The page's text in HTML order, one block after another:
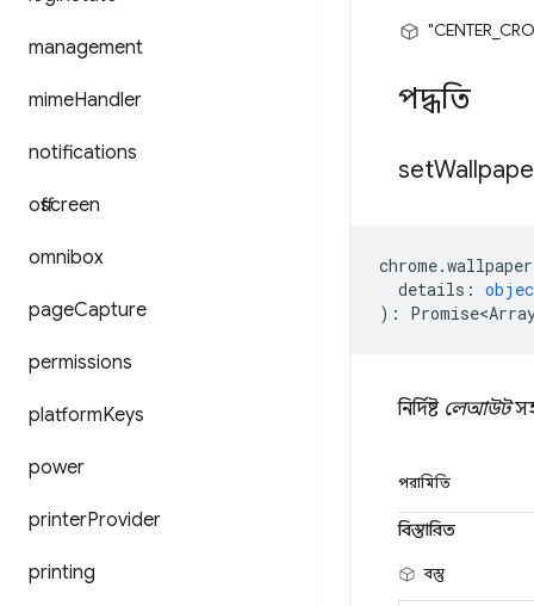
management
mimeHandler
notifications
offscreen
omnibox
pageCapture
permissions
platformKeys
power
printerProvider
printing
পদ্ধতি
set
chrome.wallpaper
details :
) :
নির্দিষ্ট লেআউট
পরামিতি
বিস্তারিত
বস্তু